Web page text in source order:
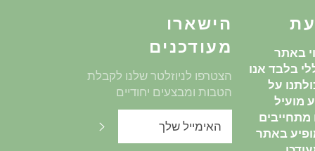
באתר
בלבד אנו
על
מועיל
מתחייבים
באתר
הישארו
מעודכנים
הצטרפו לניוזלטר שלנו לקבלת
הטבות ומבצעים יחודיים